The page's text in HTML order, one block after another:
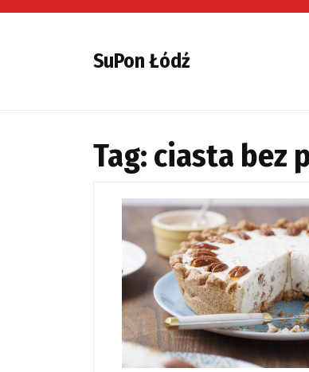
SuPon Łódź
Tag: ciasta bez